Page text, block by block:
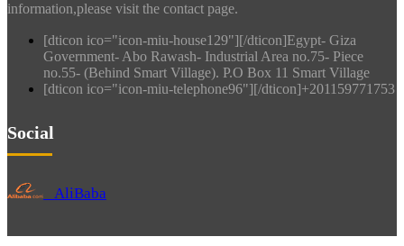
information,please visit the contact page.
[dticon ico="icon-miu-house129"][/dticon]Egypt- Giza
Government- Abo Rawash- Industrial Area no.75- Piece
no.55- (Behind Smart Village). P.O Box 11 Smart Village
[dticon ico="icon-miu-telephone96"][/dticon]+201159771753
Social
AliBaba